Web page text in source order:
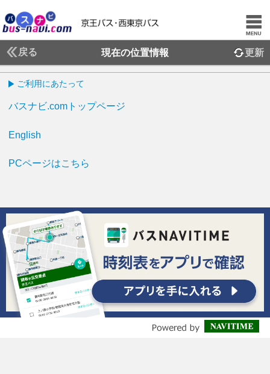
戻る 現在の位置情報 更新
ご利用にあたって
バスナビ.comトップページ
English
PCページはこちら